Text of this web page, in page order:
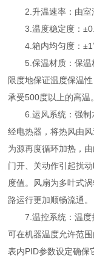
2.升温速率：由室
3.温度稳定度：
4.箱内均匀度：
5.保温材质：保温材
限度地保证温度保温
承受500度以上的高温。
6.运风系统：强制
经电热器，将热风由
为源再度循环加热，
门开、关动作引起扰
度值。风扇为多叶式
路运行更加顺畅流通。
7.温控系统：温度控
可在机器温度允许范
表内PID参数设定确保